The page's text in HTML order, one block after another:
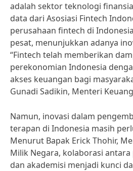
adalah sektor teknologi
data dari Asosiasi Fintech
perusahaan fintech di
pesat, menunjukkan adanya
“Fintech telah memberikan
perekonomian Indonesia
akses keuangan bagi
Gunadi Sadikin, Menteri
Namun, inovasi dalam
terapan di Indonesia masih
Menurut Bapak Erick Thohir,
Milik Negara, kolaborasi
dan akademisi menjadi kunci